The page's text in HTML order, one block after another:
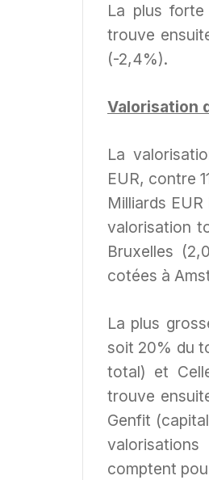
La plus
trouve
(-2,4%).
Valorisation
La
EUR, contre
Milliards
valorisation
Bruxelles
cotées à
La plus
soit 20% du
total) et
trouve
Genfit
comptent